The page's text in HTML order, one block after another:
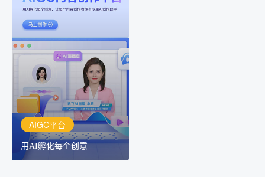
AIGC平台
用AI孵化每个创意
AIGC平台
用AI孵化每个创意
讯飞AIGC平台：让每个创
作者都拥有自己的专注AI
创作助手